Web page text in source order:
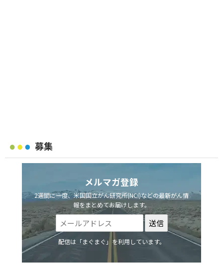
募集
メルマガ登録
2週間に一度、米国国立がん研究所(NCI)などの最新がん情
報をまとめてお届けします。
配信は「まぐまぐ」を利用しています。